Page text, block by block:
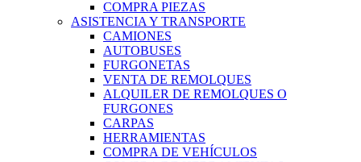
COMPRA PIEZAS
ASISTENCIA Y TRANSPORTE
CAMIONES
AUTOBUSES
FURGONETAS
VENTA DE REMOLQUES
ALQUILER DE REMOLQUES O
FURGONES
CARPAS
HERRAMIENTAS
COMPRA DE VEHÍCULOS